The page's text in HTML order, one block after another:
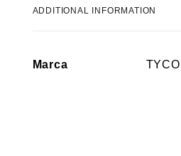
ADDITIONAL INFORMATION
Marca TYCO